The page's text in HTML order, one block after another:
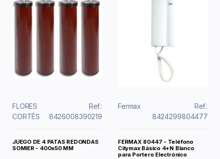
FLORES
CORTÉS
Ref.:
8426008390219
JUEGO DE 4 PATAS REDONDAS
SOMIER - 400x50 MM
Fermax
Ref.:
8424299804477
FERMAX 80447 - Teléfono
Citymax Básico 4+N Blanco
para Portero Electrónico